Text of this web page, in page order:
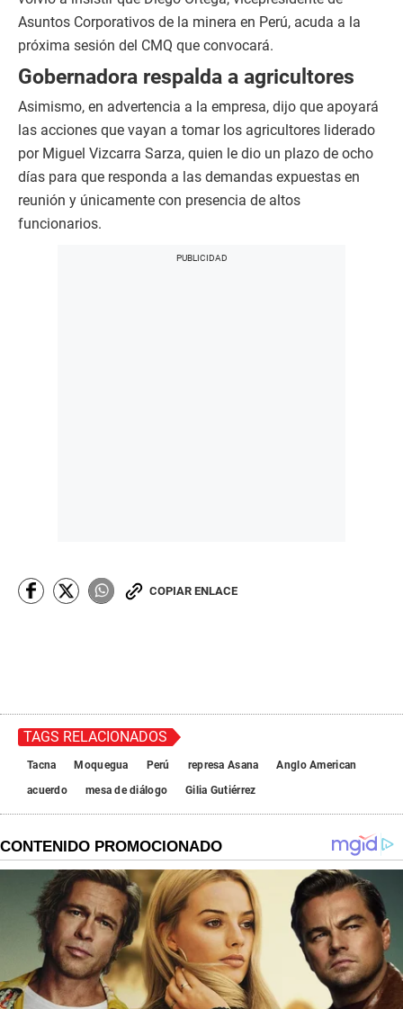
Asuntos Corporativos de la minera en Perú, acuda a la
próxima sesión del CMQ que convocará.
Gobernadora respalda a agricultores
Asimismo, en advertencia a la empresa, dijo que apoyará
las acciones que vayan a tomar los agricultores liderado
por Miguel Vizcarra Sarza, quien le dio un plazo de ocho
días para que responda a las demandas expuestas en
reunión y únicamente con presencia de altos
funcionarios.
COPIAR ENLACE
TAGS RELACIONADOS
Tacna Moquegua Perú represa Asana
Anglo American
acuerdo
mesa de diálogo Gilia Gutiérrez